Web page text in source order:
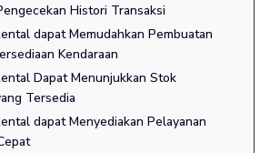
Histori Transaksi
dapat Memudahkan Pembuatan
Kendaraan
Dapat Menunjukkan Stok
Tersedia
dapat Menyediakan Pelayanan